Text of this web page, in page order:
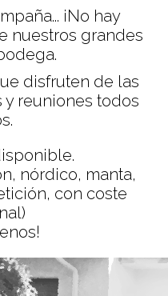
¡No hay
nuestros grandes
disfruten de las
y reuniones todos
nórdico, manta,
con coste